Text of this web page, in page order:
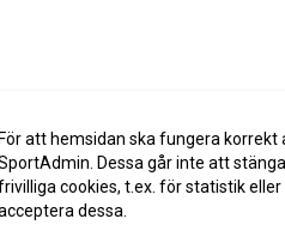
För att hemsidan ska fungera
Dessa går inte att
cookies, t.ex. för statistik eller
dessa.